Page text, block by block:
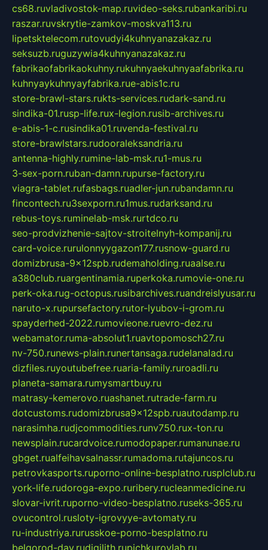
cs68.ruvladivostok-map.ruvideo-seks.rubankaribi.ru
raszar.ruvskrytie-zamkov-moskva113.ru
lipetsktelecom.rutovudyi4kuhnyanazakaz.ru
seksuzb.ruguzywia4kuhnyanazakaz.ru
fabrikaofabrikaokuhny.rukuhnyaekuhnyaafabrika.ru
kuhnyaykuhnyayfabrika.rue-abis1c.ru
store-brawl-stars.rukts-services.rudark-sand.ru
sindika-01.rusp-life.rux-legion.rusib-archives.ru
e-abis-1-c.rusindika01.ruvenda-festival.ru
store-brawlstars.rudooraleksandria.ru
antenna-highly.rumine-lab-msk.ru1-mus.ru
3-sex-porn.ruban-damn.rupurse-factory.ru
viagra-tablet.rufasbags.ruadler-jun.rubandamn.ru
fincontech.ru3sexporn.ru1mus.rudarksand.ru
rebus-toys.ruminelab-msk.rurtdco.ru
seo-prodvizhenie-sajtov-stroitelnyh-kompanij.ru
card-voice.rurulonnyygazon177.rusnow-guard.ru
domizbrusa-9x12spb.rudemaholding.ruaalse.ru
a380club.ruargentinamia.ruperkoka.rumovie-one.ru
perk-oka.rug-octopus.rusibarchives.ruandreislyusar.ru
naruto-x.rupursefactory.rutor-lyubov-i-grom.ru
spayderhed-2022.rumovieone.ruevro-dez.ru
webamator.ruma-absolut1.ruavtopomosch27.ru
nv-750.runews-plain.runertansaga.rudelanalad.ru
dizfiles.ruyoutubefree.ruaria-family.ruroadli.ru
planeta-samara.rumysmartbuy.ru
matrasy-kemerovo.ruashanet.rutrade-farm.ru
dotcustoms.rudomizbrusa9x12spb.ruautodamp.ru
narasimha.rudjcommodities.runv750.rux-ton.ru
newsplain.rucardvoice.rumodopaper.rumanunae.ru
gbget.rualfeihavsalnassr.rumadoma.rutajuncos.ru
petrovkasports.ruporno-online-besplatno.rusplclub.ru
york-life.rudoroga-expo.ruribery.rucleanmedicine.ru
slovar-ivrit.ruporno-video-besplatno.ruseks-365.ru
ovucontrol.rusloty-igrovyye-avtomaty.ru
ru-industriya.rurusskoe-porno-besplatno.ru
belgorod-day.rudigilith.rupichkurovlab.ru